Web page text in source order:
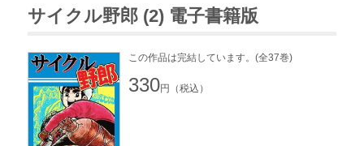
サイクル野郎 (2) 電子書籍版
この作品は完結しています。(全37巻)
330円（税込）